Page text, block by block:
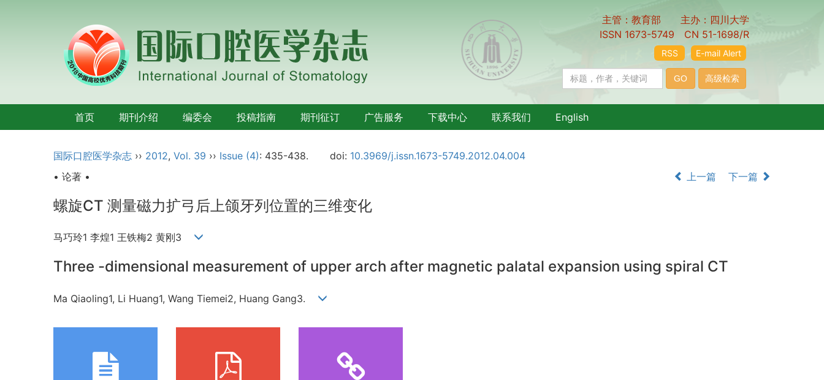
主管：教育部 主办：四川大学
ISSN 1673-5749 CN 51-1698/R
E-mail Alert
RSS
首页 期刊介绍 编委会 投稿指南 期刊征订 广告服务 下载中心 联系我们 English
国际口腔医学杂志 ›› 2012, Vol. 39 ›› Issue (4): 435-438. doi: 10.3969/j.issn.1673-5749.2012.04.004
• 论著 •
上一篇 下一篇
螺旋CT 测量磁力扩弓后上颌牙列位置的三维变化
马巧玲1 李煌1 王铁梅2 黄刚3
Three -dimensional measurement of upper arch after magnetic palatal expansion using spiral CT
Ma Qiaoling1, Li Huang1, Wang Tiemei2, Huang Gang3.